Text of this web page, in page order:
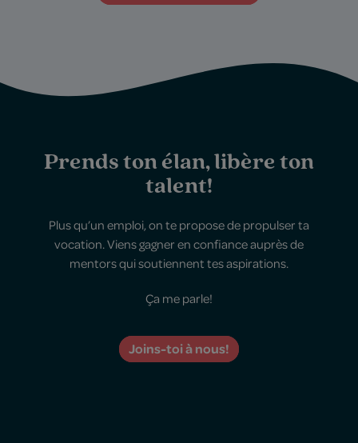
Prends ton élan, libère ton
talent!
Plus qu’un emploi, on te propose de propulser ta
vocation. Viens gagner en confiance auprès de
mentors qui soutiennent tes aspirations.
Ça me parle!
Joins-toi à nous!